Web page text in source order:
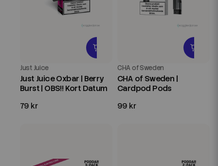
Just Juice
Just Juice Oxbar | Berry
Burst | OBS!! Kort Datum
79 kr
CHA of Sweden
CHA of Sweden |
Cardpod Pods
99 kr